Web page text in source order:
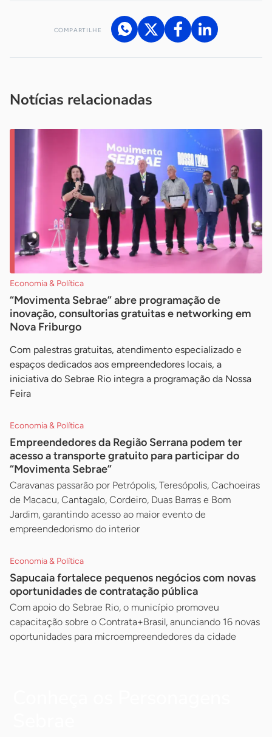
COMPARTILHE
Notícias relacionadas
Economia & Política
“Movimenta Sebrae” abre programação de
inovação, consultorias gratuitas e networking em
Nova Friburgo
Com palestras gratuitas, atendimento especializado e
espaços dedicados aos empreendedores locais, a
iniciativa do Sebrae Rio integra a programação da Nossa
Feira
Economia & Política
Empreendedores da Região Serrana podem ter
acesso a transporte gratuito para participar do
“Movimenta Sebrae”
Caravanas passarão por Petrópolis, Teresópolis, Cachoeiras
de Macacu, Cantagalo, Cordeiro, Duas Barras e Bom
Jardim, garantindo acesso ao maior evento de
empreendedorismo do interior
Economia & Política
Sapucaia fortalece pequenos negócios com novas
oportunidades de contratação pública
Com apoio do Sebrae Rio, o município promoveu
capacitação sobre o Contrata+Brasil, anunciando 16 novas
oportunidades para microempreendedores da cidade